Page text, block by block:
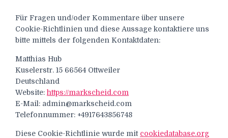
Für Fragen und/oder Kommentare über unsere
Cookie-Richtlinien und diese Aussage kontaktiere uns
bitte mittels der folgenden Kontaktdaten:
Matthias Hub
Kuselerstr. 15 66564 Ottweiler
Deutschland
Website: https://markscheid.com
E-Mail: admin@markscheid.com
Telefonnummer: +4917643856748
Diese Cookie-Richtlinie wurde mit cookiedatabase.org